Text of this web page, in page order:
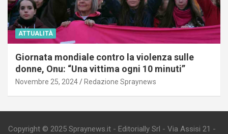
ATTUALITÀ
Giornata mondiale contro la violenza sulle
donne, Onu: “Una vittima ogni 10 minuti”
Novembre 25, 2024 Redazione Spraynews
Copyright © 2025 Spraynews.it - Editorially Srl - Via Assisi 21 -